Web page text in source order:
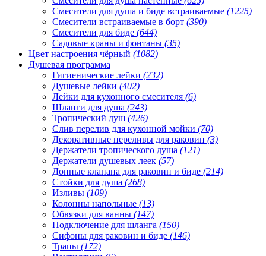
Смесители для душа и биде встраиваемые (1225)
Смесители встраиваемые в борт (390)
Смесители для биде (644)
Садовые краны и фонтаны (35)
Цвет настроения чёрный (1082)
Душевая программа
Гигиенические лейки (232)
Душевые лейки (402)
Лейки для кухонного смесителя (6)
Шланги для душа (243)
Тропический душ (426)
Слив перелив для кухонной мойки (70)
Декоративные переливы для раковин (3)
Держатели тропического душа (121)
Держатели душевых леек (57)
Донные клапана для раковин и биде (214)
Стойки для душа (268)
Изливы (109)
Колонны напольные (13)
Обвязки для ванны (147)
Подключение для шланга (150)
Сифоны для раковин и биде (146)
Трапы (172)